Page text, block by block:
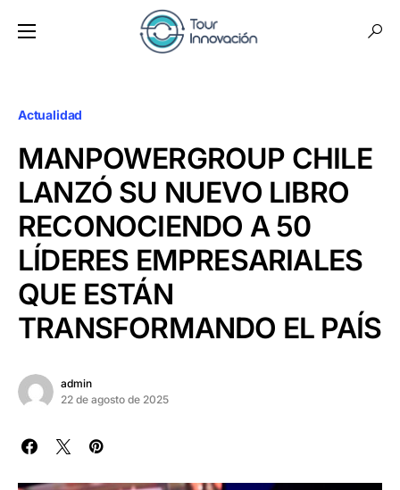
Actualidad
MANPOWERGROUP CHILE
LANZÓ SU NUEVO LIBRO
RECONOCIENDO A 50
LÍDERES EMPRESARIALES
QUE ESTÁN
TRANSFORMANDO EL PAÍS
admin
22 de agosto de 2025